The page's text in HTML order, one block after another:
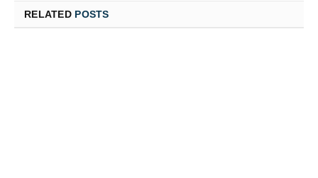
RELATED POSTS